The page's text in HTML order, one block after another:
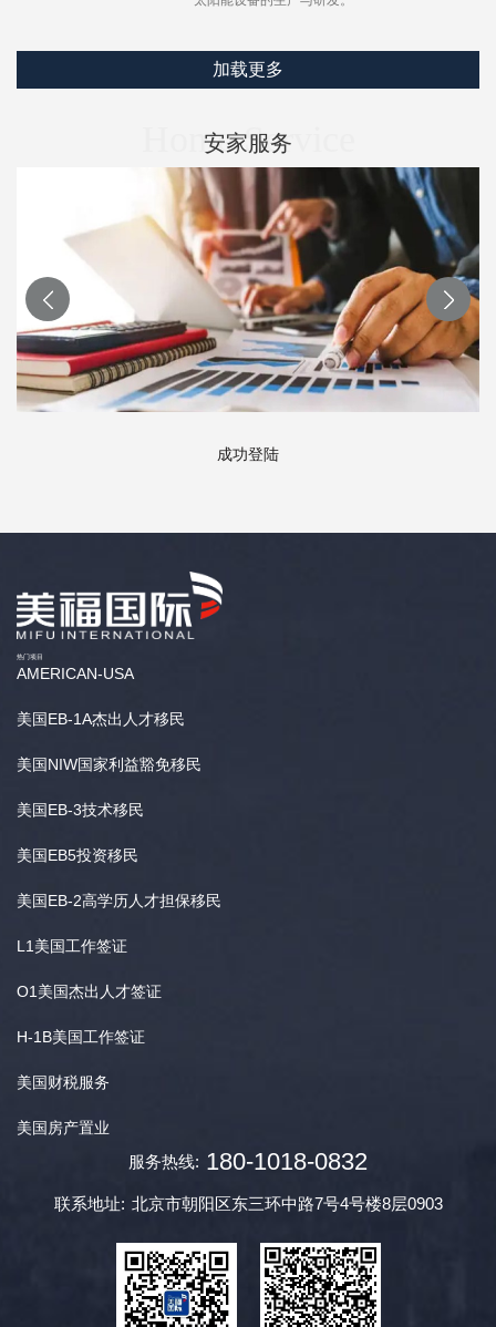
加载更多
Home Service
安家服务
成功登陆
热门项目
AMERICAN-USA
美国EB-1A杰出人才移民
美国NIW国家利益豁免移民
美国EB-3技术移民
美国EB5投资移民
美国EB-2高学历人才担保移民
L1美国工作签证
O1美国杰出人才签证
H-1B美国工作签证
美国财税服务
美国房产置业
服务热线: 180-1018-0832
联系地址: 北京市朝阳区东三环中路7号4号楼8层0903